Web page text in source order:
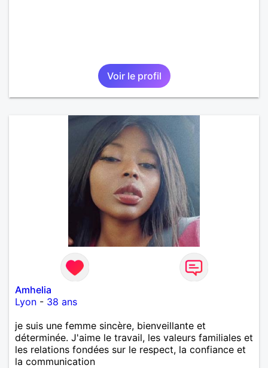
Voir le profil
Amhelia
Lyon - 38 ans
je suis une femme sincère, bienveillante et
déterminée. J'aime le travail, les valeurs familiales et
les relations fondées sur le respect, la confiance et
la communication